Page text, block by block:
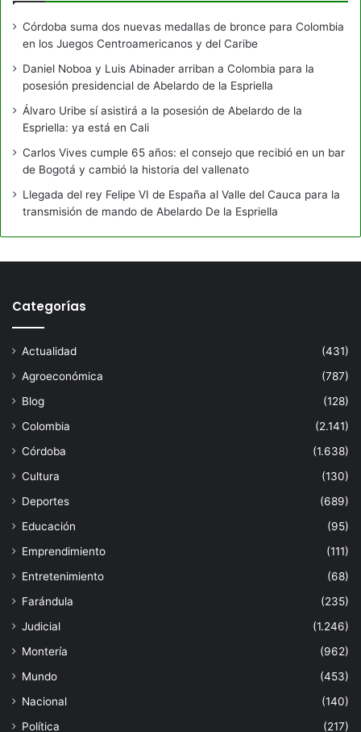
Córdoba suma dos nuevas medallas de bronce para Colombia
en los Juegos Centroamericanos y del Caribe
Daniel Noboa y Luis Abinader arriban a Colombia para la
posesión presidencial de Abelardo de la Espriella
Álvaro Uribe sí asistirá a la posesión de Abelardo de la
Espriella: ya está en Cali
Carlos Vives cumple 65 años: el consejo que recibió en un bar
de Bogotá y cambió la historia del vallenato
Llegada del rey Felipe VI de España al Valle del Cauca para la
transmisión de mando de Abelardo De la Espriella
Categorías
Actualidad
(431)
Agroeconómica
(787)
Blog
(128)
Colombia
(2.141)
Córdoba
(1.638)
Cultura
(130)
Deportes
(689)
Educación
(95)
Emprendimiento
(111)
Entretenimiento
(68)
Farándula
(235)
Judicial
(1.246)
Montería
(962)
Mundo
(453)
Nacional
(140)
Política
(217)